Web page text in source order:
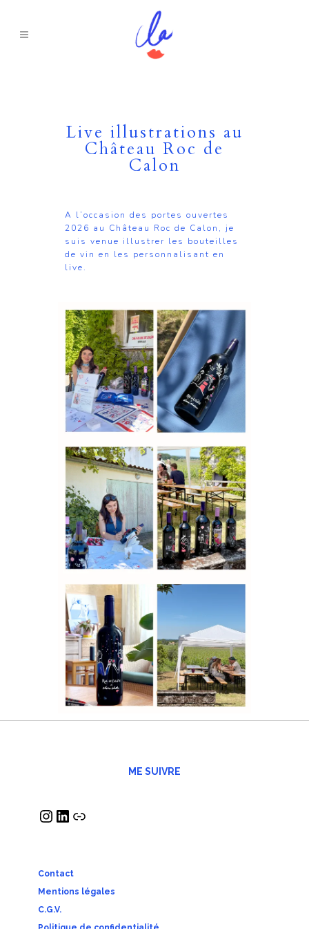
Live illustrations au
Château Roc de
Calon
A l’occasion des portes ouvertes
2026 au Château Roc de Calon, je
suis venue illustrer les bouteilles
de vin en les personnalisant en
live.
ME SUIVRE
Contact
Mentions légales
C.G.V.